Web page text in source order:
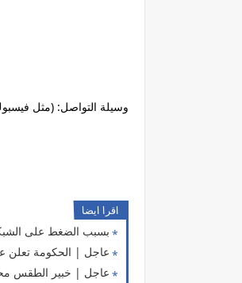
وسيلة التواصل: (مثل
اقرا ايضا
بسبب الضغط على
عاجل | الحكومة تعلن
عاجل | خبير الطقس